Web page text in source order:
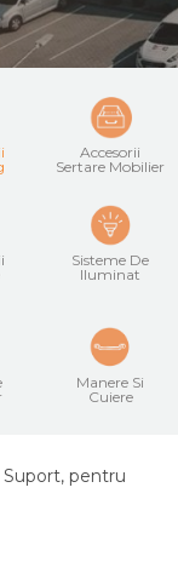
Accesorii
Sertare Mobilier
Sisteme De
Iluminat
Manere Si
Cuiere
Suport, pentru